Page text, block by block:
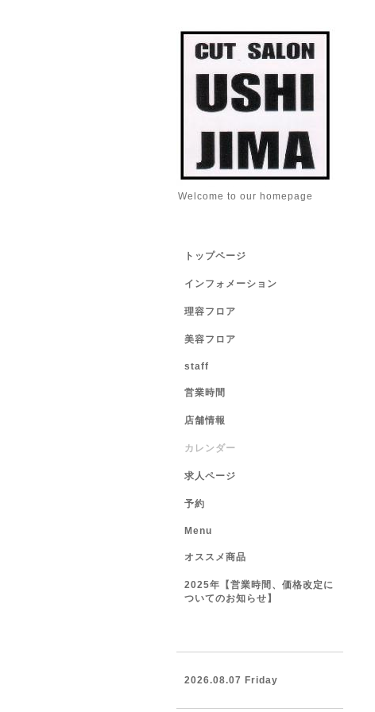
Welcome to our homepage
トップページ
インフォメーション
理容フロア
美容フロア
staff
営業時間
店舗情報
カレンダー
求人ページ
予約
Menu
オススメ商品
2025年【営業時間、価格改定に
ついてのお知らせ】
2026.08.07 Friday